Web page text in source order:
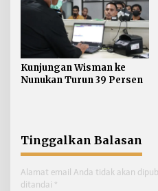
Kunjungan Wisman ke
Nunukan Turun 39 Persen
Tinggalkan Balasan
Alamat email Anda tidak akan
ditandai *